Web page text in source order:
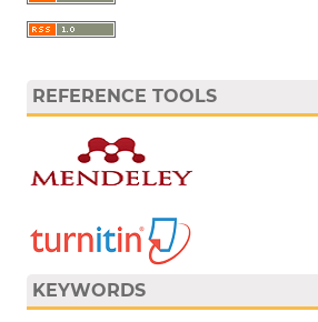
REFERENCE TOOLS
KEYWORDS